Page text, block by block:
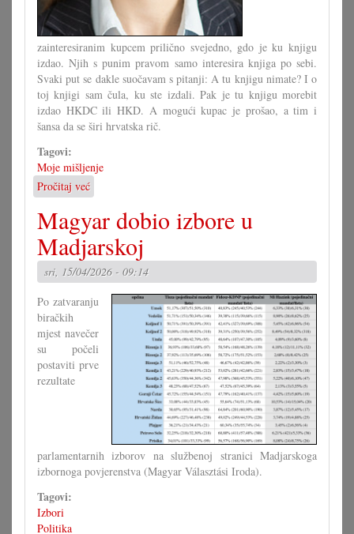
zainteresiranim kupcem prilično svejedno, gdo je ku knjigu
izdao. Njih s punim pravom samo interesira knjiga po sebi.
Svaki put se dakle suočavam s pitanji: A tu knjigu nimate? I o
toj knjigi sam čula, ku ste izdali. Pak je tu knjigu morebit
izdao HKDC ili HKD. A mogući kupac je prošao, a tim i
šansa da se širi hrvatska rič.
Tagovi:
Moje mišljenje
Pročitaj već
Tribamo
spametno
nakladničko
djelovanje
Magyar dobio izbore u
Madjarskoj
sri, 15/04/2026 - 09:14
Po zatvaranju
biračkih
mjest navečer
su počeli
postaviti prve
rezultate
parlamentarnih izborov na službenoj stranici Madjarskoga
izbornoga povjerenstva (Magyar Választási Iroda).
Tagovi:
Izbori
Politika